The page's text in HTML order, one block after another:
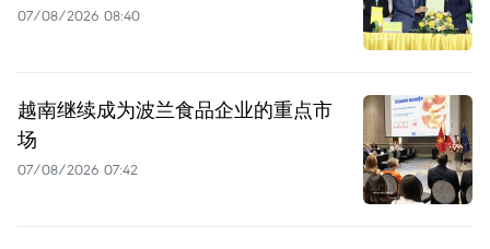
07/08/2026 08:40
越南继续成为波兰食品企业的重点市
场
07/08/2026 07:42